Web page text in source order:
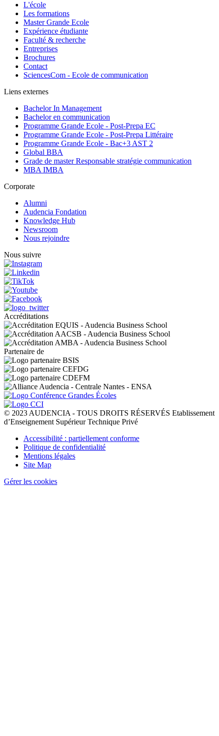
L'école
Les formations
Master Grande Ecole
Expérience étudiante
Faculté & recherche
Entreprises
Brochures
Contact
SciencesCom - Ecole de communication
Liens externes
Bachelor In Management
Bachelor en communication
Programme Grande Ecole - Post-Prepa EC
Programme Grande Ecole - Post-Prepa Littéraire
Programme Grande Ecole - Bac+3 AST 2
Global BBA
Grade de master Responsable stratégie communication
MBA IMBA
Corporate
Alumni
Audencia Fondation
Knowledge Hub
Newsroom
Nous rejoindre
Nous suivre
Accréditations
Partenaire de
© 2023 AUDENCIA - TOUS DROITS RÉSERVÉS Etablissement
d’Enseignement Supérieur Technique Privé
Pied
page
Accessibilité : partiellement conforme
Politique de confidentialité
Mentions légales
Site Map
Gérer les cookies